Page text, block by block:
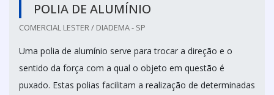
POLIA DE ALUMÍNIO
COMERCIAL LESTER / DIADEMA - SP
Uma polia de alumínio serve para trocar a direção e o
sentido da força com a qual o objeto em questão é
puxado. Estas polias facilitam a realização de determinadas